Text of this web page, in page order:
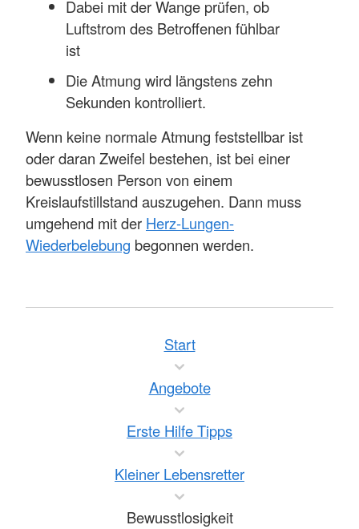
Dabei mit der Wange prüfen, ob
Luftstrom des Betroffenen fühlbar
ist
Die Atmung wird längstens zehn
Sekunden kontrolliert.
Wenn keine normale Atmung feststellbar ist
oder daran Zweifel bestehen, ist bei einer
bewusstlosen Person von einem
Kreislaufstillstand auszugehen. Dann muss
umgehend mit der Herz-Lungen-
Wiederbelebung begonnen werden.
Start
Angebote
Erste Hilfe Tipps
Kleiner Lebensretter
Bewusstlosigkeit